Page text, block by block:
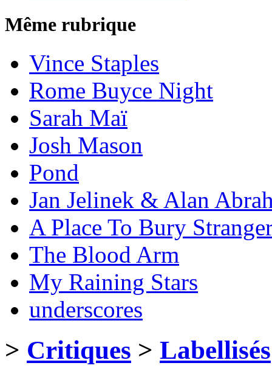
Même rubrique
Vince Staples
Rome Buyce Night
Sarah Maï
Josh Mason
Pond
Jan Jelinek & Alan
A Place To Bury
The Blood Arm
My Raining Stars
underscores
> Critiques > Labellisés